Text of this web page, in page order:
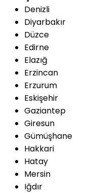
Denizli
Diyarbakır
Düzce
Edirne
Elazığ
Erzincan
Erzurum
Eskişehir
Gaziantep
Giresun
Gümüşhane
Hakkari
Hatay
Mersin
Iğdır